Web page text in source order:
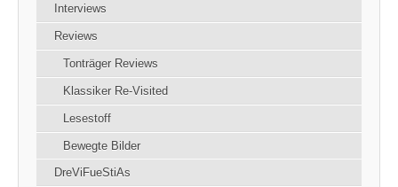
Interviews
Reviews
Tonträger Reviews
Klassiker Re-Visited
Lesestoff
Bewegte Bilder
DreViFueStiAs